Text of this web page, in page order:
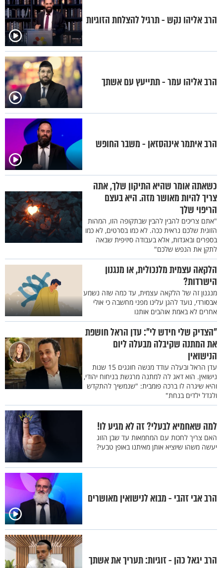
הרב אליהו נקש - תרגיל להצלחת הזוגיות
הרב אליהו עמר - תתייעץ עם אשתך
הרב איתמר אינהסזאן - משבר החופש
כשאתה אומר שהיא התיקון שלך, אתה
צריך להיות מאושר מזה. היא בעצם
הריפוי שלך
"אתם צריכים להבין להבין שבתקופה הזו, המהות
הזוגית שלכם נראית ככה. לא כמו בסרטים, לא כמו
בספרים ובאגדות, אלא בעבודה סיזיפית שבאה
לתקן את הנפש שלכם"
הלקאה עצמית מלנכולית, או מנגנון
הישרדות?
מנגנון זה של הלקאה עצמית, עד כמה שזה נשמע
אבסורדי, נועד להגן עלינו מפני מחשבה כי אולי
אחרים לא באמת אוהבים אותנו
"הצדיק שלי חידש לי": עדן הראל חושפת
את המתנה שקיבלה מבעלה ליום
הנישואין
עדן הראל ובעלה עודד מנשה חוגגים 15 שנות
נישואין. הוא דאג לה למתנה מרגשת בניחוח יהודי,
והיא שיגרה לו ברכה פומבית: "שנמשיך להתקדש
ולגדל ילדים בנחת"
למה שאחמיא לבעלי? זה לא מגיע לו!
האם צריך לחכות עם המחמאות עד שבן הזוג
יעשה משהו שיוציא אותן מאיתנו באופן טבעי?
הרב אבי זהבי - מבוא לנישואין מאושרים
הרב יגאל כהן - זוגיות: תעריך את אשתך